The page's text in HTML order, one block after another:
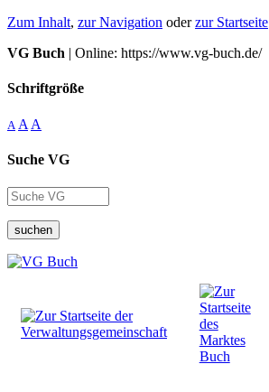
Zum Inhalt, zur Navigation oderzur Startseite
VG Buch | Online: https://www.vg-buch.de/
Schriftgröße
A A A
Suche VG
suchen